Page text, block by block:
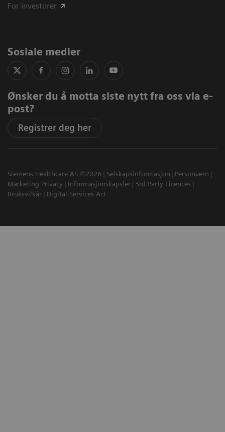
For investorer
Sosiale medier
Ønsker du å motta siste nytt fra oss via e-
post?
Registrer deg her
Siemens Healthcare AS ©2026 Selskapsinformasjon
Personvern
Marketing Privacy
Informasjonskapsler
3rd Party Licences
Bruksvilkår
Digital Services Act